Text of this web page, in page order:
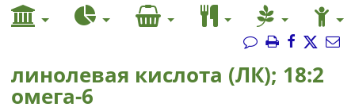
линолевая кислота (ЛК); 18:2
омега-6